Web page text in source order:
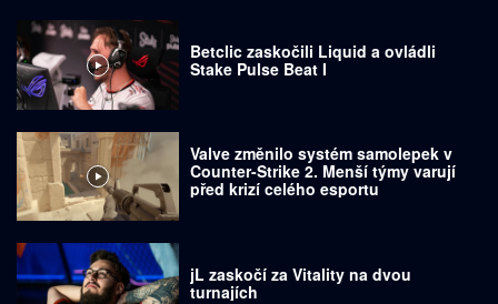
Betclic zaskočili Liquid a ovládli
Stake Pulse Beat I
Valve změnilo systém samolepek v
Counter-Strike 2. Menší týmy varují
před krizí celého esportu
jL zaskočí za Vitality na dvou
turnajích